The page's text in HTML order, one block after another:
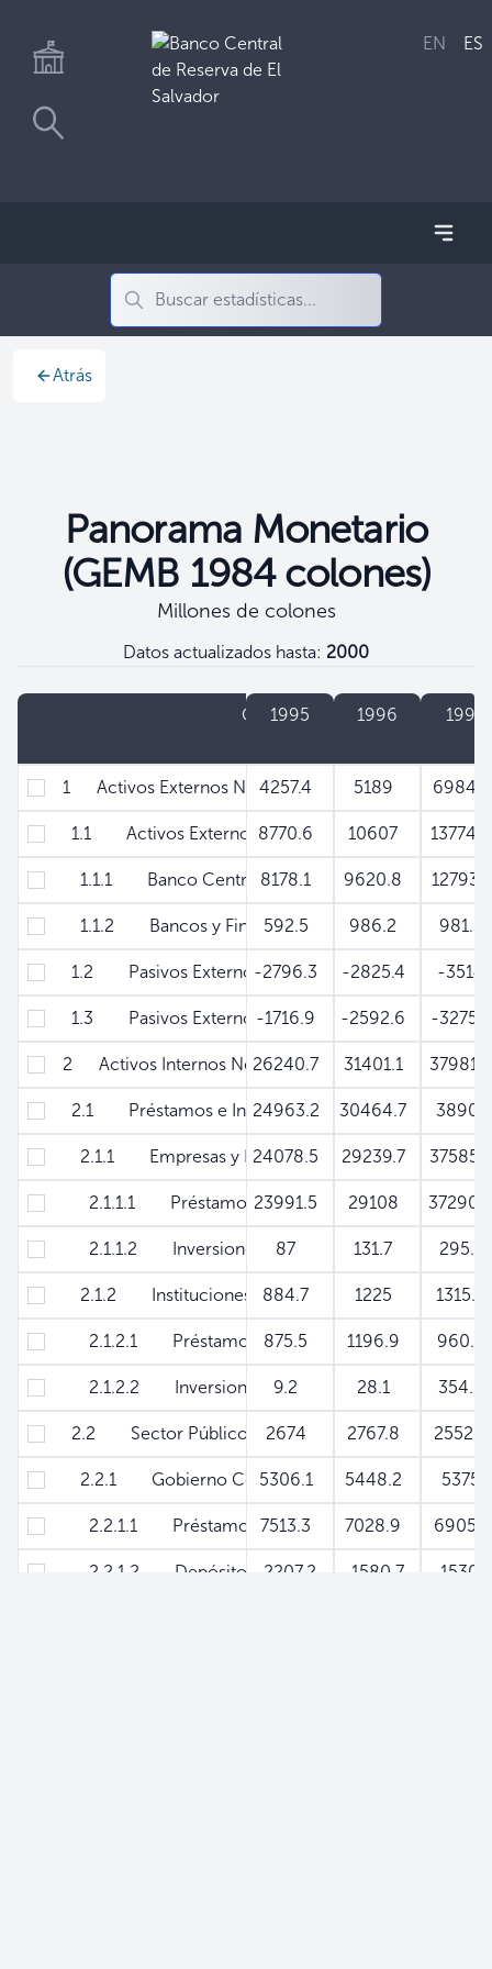
EN ES
Atrás
Panorama Monetario
(GEMB 1984 colones)
Millones de colones
Datos actualizados hasta: 2000
Filtros Concepto
1 Activos Externos Netos
1.1 Activos Externos Brutos
1.1.1 Banco Central de Reserva
1.1.2 Bancos y Financieras
1.2 Pasivos Externos de Corto Plazo
1.3 Pasivos Externos de Mediano y Largo Plazo
2 Activos Internos Netos
2.1 Préstamos e Inversiones al Sector Privado
2.1.1 Empresas y Particulares - Neto
2.1.1.1 Préstamos
2.1.1.2 Inversiones
2.1.2 Instituciones Financieras No Monetarias
2.1.2.1 Préstamos
2.1.2.2 Inversiones
2.2 Sector Público No Financiero Neto
2.2.1 Gobierno Central Neto
2.2.1.1 Préstamos
2.2.1.2 Depósito
1995 1996 1997
4257.4 5189
8770.6 10607
8178.1 9620.8
592.5 986.2 981.3
-2796.3 -2825.4 -3514
-1716.9 -2592.6 -
26240.7 31401.1
24963.2 30464.7
24078.5 29239.7
23991.5 29108
87 131.7 295.1
884.7 1225
875.5 1196.9
9.2 28.1 354.5
2674 2767.8
5306.1 5448.2 5375
7513.3 7028.9
-2207.2 -1580.7 -